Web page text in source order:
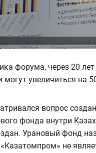
форума, через 20
могут увеличиться на
вопрос
фонда внутри
Урановый фонд
«Казатомпром» не